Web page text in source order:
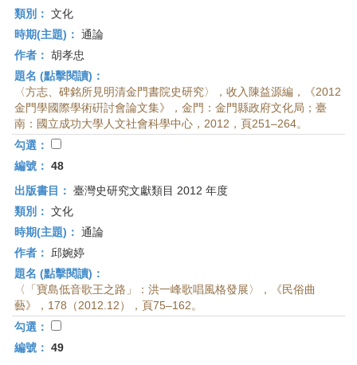
類別： 文化
時期(主題)： 通論
作者： 胡孝忠
題名 (點擊閱讀)：
〈方志、碑銘所見明清金門書院史研究〉，收入陳益源編，《2012
金門學國際學術硏討會論文集》，金門：金門縣政府文化局；臺
南：國立成功大學人文社會科學中心，2012，頁251–264。
勾選：
編號： 48
出版書目： 臺灣史研究文獻類目 2012 年度
類別： 文化
時期(主題)： 通論
作者：
邱婉婷
題名 (點擊閱讀)：
〈「寶島低音歌王之路」：洪一峰歌唱風格發展〉，《民俗曲
藝》，178（2012.12），頁75–162。
勾選：
編號： 49